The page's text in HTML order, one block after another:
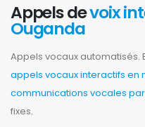
Appels devoix
Ouganda
Appels vocaux
appels vocaux interactifs en
communications vocales par
fixes.